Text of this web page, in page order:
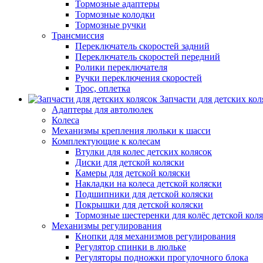
Тормозные адаптеры
Тормозные колодки
Тормозные ручки
Трансмиссия
Переключатель скоростей задний
Переключатель скоростей передний
Ролики переключателя
Ручки переключения скоростей
Трос, оплетка
Запчасти для детских
Адаптеры для автолюлек
Колеса
Механизмы крепления люльки к шасси
Комплектующие к колесам
Втулки для колес детских колясок
Диски для детской коляски
Камеры для детской коляски
Накладки на колеса детской коляски
Подшипники для детской коляски
Покрышки для детской коляски
Тормозные шестеренки для колёс детской
Механизмы регулирования
Кнопки для механизмов регулирования
Регулятор спинки в люльке
Регуляторы подножки прогулочного блока